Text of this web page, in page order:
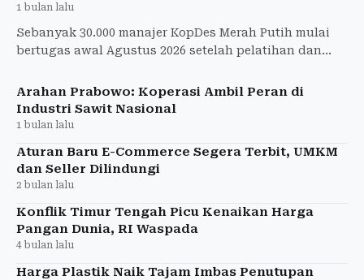
1 bulan lalu
Sebanyak 30.000 manajer KopDes Merah Putih mulai
bertugas awal Agustus 2026 setelah pelatihan dan
Arahan Prabowo: Koperasi Ambil Peran di
Industri Sawit Nasional
1 bulan lalu
Aturan Baru E-Commerce Segera Terbit, UMKM
dan Seller Dilindungi
2 bulan lalu
Konflik Timur Tengah Picu Kenaikan Harga
Pangan Dunia, RI Waspada
4 bulan lalu
Harga Plastik Naik Tajam Imbas Penutupan